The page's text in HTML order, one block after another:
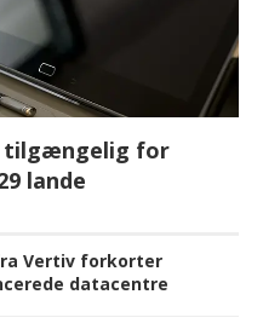
tilgængelig for
lande
Vertiv forkorter
datacentre